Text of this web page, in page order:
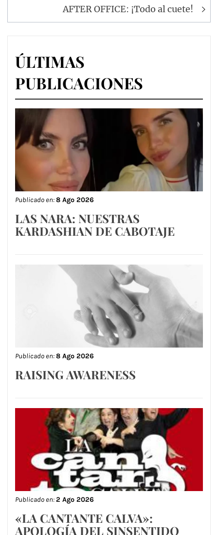
AFTER OFFICE: ¡Todo al cuete!
ÚLTIMAS
PUBLICACIONES
Publicado en:8 Ago 2026
LAS NARA: NUESTRAS
KARDASHIAN DE CABOTAJE
Publicado en:8 Ago 2026
RAISING AWARENESS
Publicado en:2 Ago 2026
«LA CANTANTE CALVA»:
APOLOGÍA DEL SINSENTIDO